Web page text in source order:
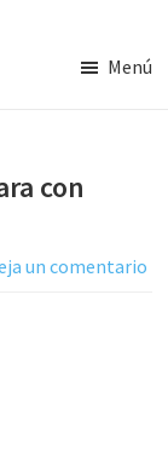
Menú
con
un comentario